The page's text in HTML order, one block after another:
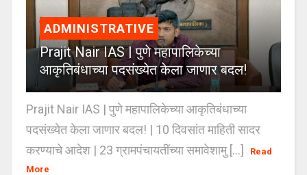
ADMINISTRATIVE
Prajit Nair IAS | पुणे महापालिकेच्या
आकृतिबंधाच्या पदसंख्येत केला जाणार बदल!
Prajit Nair IAS | पुणे महापालिकेच्या आकृतिबंधाच्या
पदसंख्येत केला जाणार बदल! | 10 दिवसांत माहिती सादर
करण्याचे आदेश | 23 ग्रामपंचायतींच्या समावेशामु [...]
Read
More